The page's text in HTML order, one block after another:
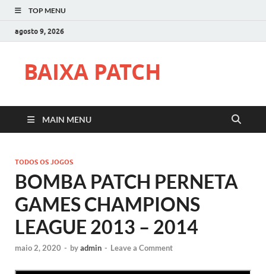
TOP MENU
agosto 9, 2026
BAIXA PATCH
MAIN MENU
TODOS OS JOGOS
BOMBA PATCH PERNETA
GAMES CHAMPIONS
LEAGUE 2013 – 2014
maio 2, 2020 - byadmin - Leave a Comment